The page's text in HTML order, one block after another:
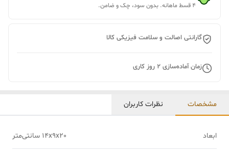
۴ قسط ماهانه. بدون سود، چک و ضامن.
گارانتی اصالت و سلامت فیزیکی کالا
زمان آماده‌سازی 2 روز کاری
مشخصات نظرات کاربران
ابعاد 14x9x20 سانتی‌متر